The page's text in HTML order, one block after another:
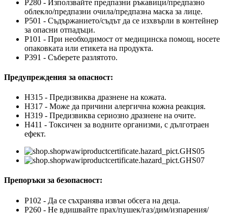
P280 - Използвайте предпазни ръкавици/предпазно
облекло/предпазни очила/предпазна маска за лице.
P501 - Съдържанието/съдът да се изхвърли в контейнер
за опасни отпадъци.
P101 - При необходимост от медицинска помощ, носете
опаковката или етикета на продукта.
P391 - Съберете разлятото.
Предупреждения за опасност:
H315 - Предизвиква дразнене на кожата.
H317 - Може да причини алергична кожна реакция.
H319 - Предизвиква сериозно дразнене на очите.
H411 - Токсичен за водните организми, с дълготраен
ефект.
Препоръки за безопасност:
P102 - Да се съхранява извън обсега на деца.
P260 - Не вдишвайте прах/пушек/газ/дим/изпарения/